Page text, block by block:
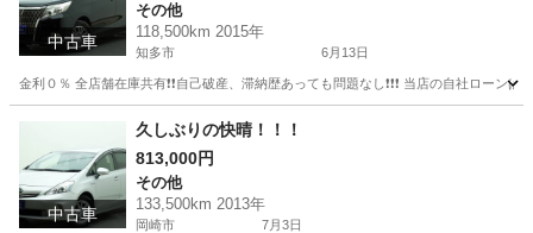
中古車
その他
118,500km 2015年
知多市 6月13日
金利０％ 全店舗在庫共有❗️❗️自己破産、滞納歴あっても問題なし❗️❗️❗️ 当店の自社ロ
その他
中古車
久しぶりの快晴！！！
813,000円
その他
133,500km 2013年
岡崎市 7月3日